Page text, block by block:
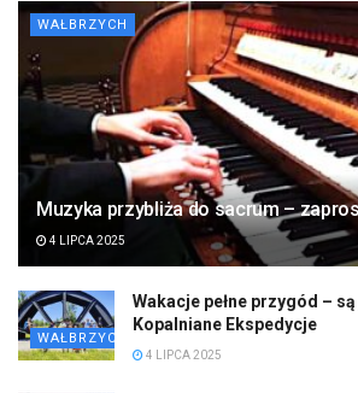
WAŁBRZYCH
Muzyka przybliża do sacrum –
4 LIPCA 2025
WAŁBRZYCH
Wakacje pełne przygód –
Kopalniane Ekspedycje
4 LIPCA 2025